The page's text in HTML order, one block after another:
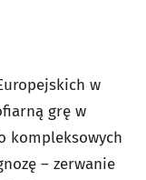
w
grę w
kompleksowych
– zerwanie